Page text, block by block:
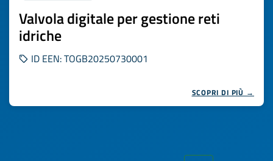
Valvola digitale per gestione reti
idriche
ID EEN: TOGB20250730001
SCOPRI DI PIÙ →